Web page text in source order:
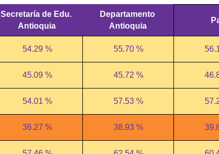
Secretaría de Edu.
Antioquia
Departamento
Antioquia
54.29 % 55.70 %
45.09 % 45.72 %
54.01 % 57.53 %
36.27 % 38.93 %